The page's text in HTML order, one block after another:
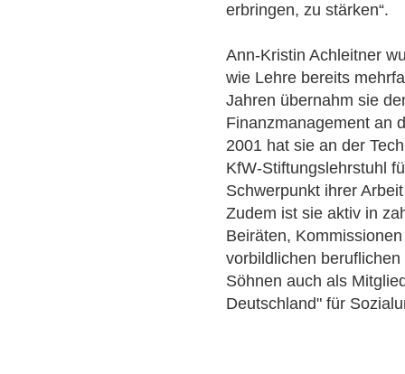
erbringen, zu stärken“.
Ann-Kristin Achleitner
wie Lehre bereits
Jahren übernahm sie
Finanzmanagement an
2001 hat sie an der
KfW-Stiftungslehrstuhl
Schwerpunkt ihrer
Zudem ist sie aktiv in
Beiräten,
vorbildlichen
Söhnen auch als
Deutschland" für